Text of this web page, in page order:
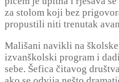
za stolom koji bez
propustili niti trenutak
Mališani navikli na
izvanškolski program i
sebe. Šefica čitavog